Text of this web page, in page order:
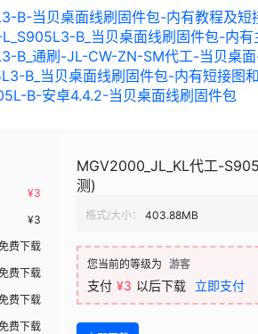
B-当贝桌面线刷固件包-内有教程及短
B_当贝桌面线刷固件包-内有
B_通刷-JL-CW-ZN-SM代工-当贝桌
B_当贝桌面线刷固件包-内有短接图
B-安卓4.4.2-当贝桌面线刷固件包
¥3
¥3
费下载
费下载
费下载
费下载
MGV2000_JL_KL代工-
测)
格式/大小： 403.88MB
您当前的等级为 游客
支付 ¥3 以后下载 立即支付